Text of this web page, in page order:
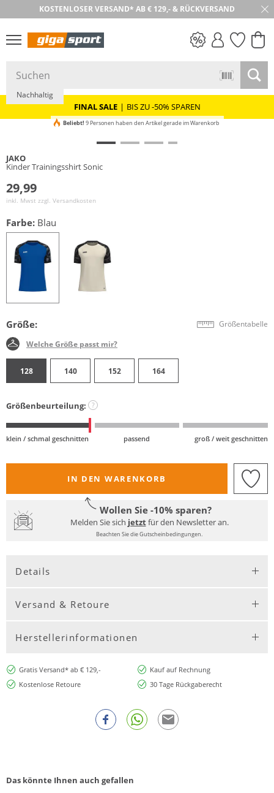
KOSTENLOSER VERSAND* AB € 129,- & RÜCKVERSAND
30 TAGE RÜCKGABE
PREIS & WERT
FINAL SALE | BIS ZU -50% SPAREN
Nachhaltig
Beliebt! 9 Personen haben den Artikel gerade im Warenkorb
JAKO
Kinder Trainingsshirt Sonic
29,99
inkl. Mwst zzgl. Versandkosten
Farbe: Blau
Größe: Größentabelle
Welche Größe passt mir?
128 140 152 164
Größenbeurteilung: ?
klein / schmal geschnitten passend groß / weit geschnitten
IN DEN WARENKORB
Wollen Sie -10% sparen?
Melden Sie sich jetztfür den Newsletter an.
Beachten Sie die Gutscheinbedingungen.
Details
Versand & Retoure
Herstellerinformationen
Gratis Versand* ab € 129,-
Kauf auf Rechnung
Kostenlose Retoure
30 Tage Rückgaberecht
Das könnte Ihnen auch gefallen